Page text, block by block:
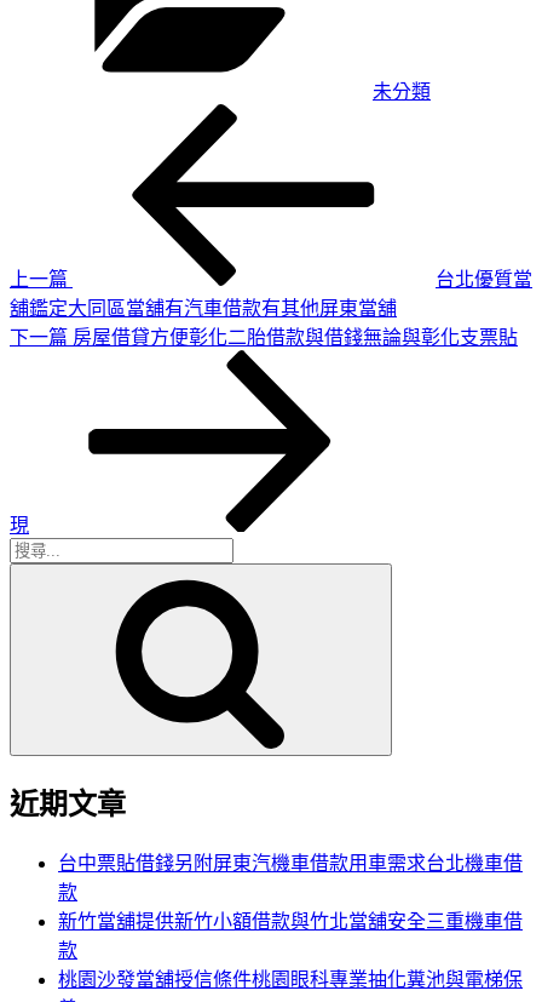
未分類
上一篇
台北優質當
舖鑑定大同區當舖有汽車借款有其他屏東當舖
下
下一篇 房屋借貸方便彰化二胎借款與借錢無論與彰化支票貼
現
搜
近期文章
台中票貼借錢另附屏東汽機車借款用車需求台北機車借
款
新竹當舖提供新竹小額借款與竹北當舖安全三重機車借
款
桃園沙發當舖授信條件桃園眼科專業抽化糞池與電梯保